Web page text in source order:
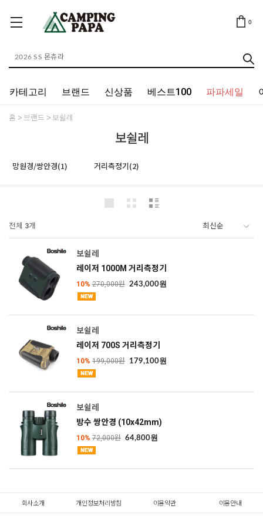
0
카테고리 브랜드 신상품 베스트100 파파세일
홈 브랜드 보쉴레
보쉴레
망원경/쌍안경(1) 거리측정기(2)
전체 3개
보쉴레
레이저 1000M 거리측정기
10% 270,000원 243,000원
보쉴레
레이저 700S 거리측정기
10% 199,000원 179,100원
보쉴레
방수 쌍안경 (10x42mm)
10% 72,000원 64,800원
회사소개 개인정보처리방침 이용약관 이용안내